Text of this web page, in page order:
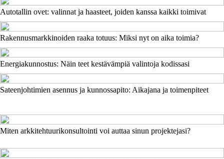
Autotallin ovet: valinnat ja haasteet, joiden kanssa kaikki toimivat
Rakennusmarkkinoiden raaka totuus: Miksi nyt on aika toimia?
Energiakunnostus: Näin teet kestävämpiä valintoja kodissasi
Sateenjohtimien asennus ja kunnossapito: Aikajana ja toimenpiteet
Miten arkkitehtuurikonsultointi voi auttaa sinun projektejasi?